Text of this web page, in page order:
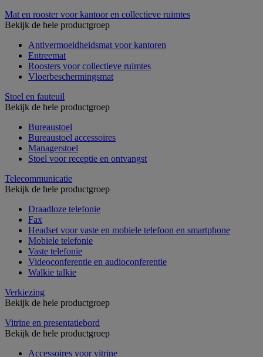
Mat en rooster voor kantoor en collectieve ruimtes
Bekijk de hele productgroep
Antivermoeidheidsmat voor kantoren
Entreemat
Roosters voor collectieve ruimtes
Vloerbeschermingsmat
Stoel en fauteuil
Bekijk de hele productgroep
Bureaustoel
Bureaustoel accessoires
Managerstoel
Stoel voor receptie en ontvangst
Telecommunicatie
Bekijk de hele productgroep
Draadloze telefonie
Fax
Headset voor vaste en mobiele telefoon en smartphone
Mobiele telefonie
Vaste telefonie
Videoconferentie en audioconferentie
Walkie talkie
Verkiezing
Bekijk de hele productgroep
Vitrine en presentatiebord
Bekijk de hele productgroep
Accessoires voor vitrine